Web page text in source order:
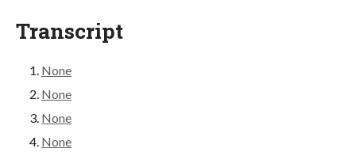
Transcript
None
None
None
None